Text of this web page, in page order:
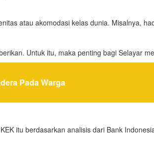
atau akomodasi kelas dunia. Misalnya,
Untuk itu, maka penting bagi Selayar
Pada Warga
itu berdasarkan analisis dari Bank